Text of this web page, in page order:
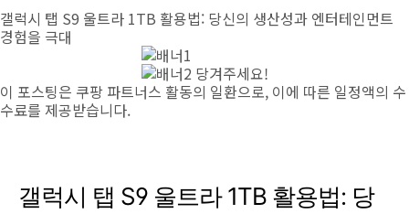
갤럭시 탭 S9 울트라 1TB 활용법: 당신의 생산성과 엔터테인먼트
경험을 극대
당겨주세요!
이 포스팅은 쿠팡 파트너스 활동의 일환으로, 이에 따른 일정액의 수
수료를 제공받습니다.
갤럭시 탭 S9 울트라 1TB 활용법: 당